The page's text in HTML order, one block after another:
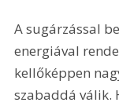
A sugárzással
energiával
kellőképpen
szabaddá válik.